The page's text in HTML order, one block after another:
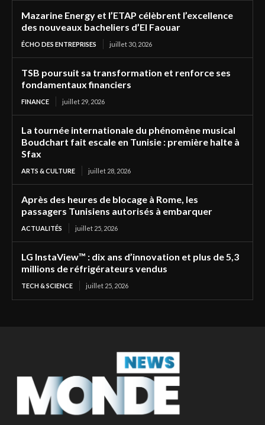
Mazarine Energy et l’ETAP célèbrent l’excellence
des nouveaux bacheliers d’El Faouar
ÉCHO DES ENTREPRISES juillet 30, 2026
TSB poursuit sa transformation et renforce ses
fondamentaux financiers
FINANCE juillet 29, 2026
La tournée internationale du phénomène musical
Boudchart fait escale en Tunisie : première halte à
Sfax
ARTS & CULTURE juillet 28, 2026
Après des heures de blocage à Rome, les
passagers Tunisiens autorisés à embarquer
ACTUALITÉS juillet 25, 2026
LG InstaView™ : dix ans d’innovation et plus de 5,3
millions de réfrigérateurs vendus
TECH & SCIENCE juillet 25, 2026